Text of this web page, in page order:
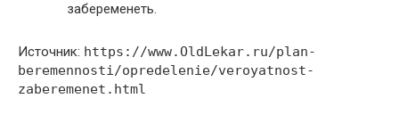
забеременеть.
Источник: https://www.OldLekar.ru/plan-
beremennosti/opredelenie/veroyatnost-
zaberemenet.html